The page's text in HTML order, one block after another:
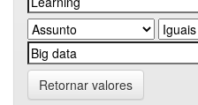
Retornar valores